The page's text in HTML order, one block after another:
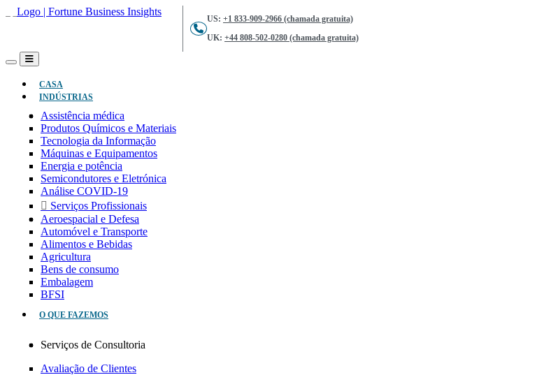
US: +1 833-909-2966 (chamada gratuita)
UK: +44 808-502-0280 (chamada gratuita)
CASA
INDÚSTRIAS
Assistência médica
Produtos Químicos e Materiais
Tecnologia da Informação
Máquinas e Equipamentos
Energia e potência
Semicondutores e Eletrónica
Análise COVID-19
Serviços Profissionais
Aeroespacial e Defesa
Automóvel e Transporte
Alimentos e Bebidas
Agricultura
Bens de consumo
Embalagem
BFSI
O QUE FAZEMOS
Serviços de Consultoria
Avaliação de Clientes